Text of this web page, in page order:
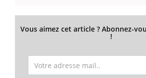
Vous aimez cet article ? Abonnez-
!